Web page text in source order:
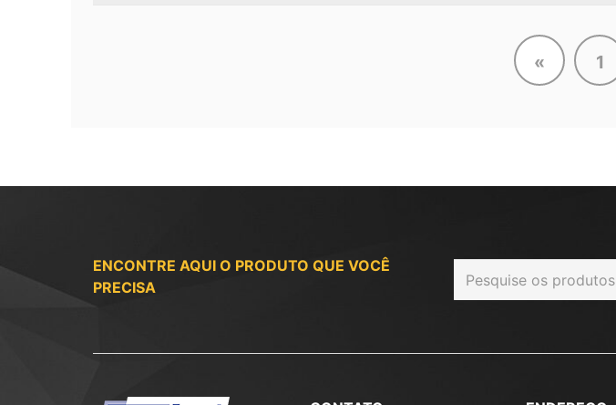
« 1
ENCONTRE AQUI O PRODUTO QUE VOCÊ
PRECISA